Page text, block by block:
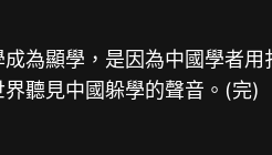
為顯學，是因為中國學者
聽見中國躲學的聲音。(完)